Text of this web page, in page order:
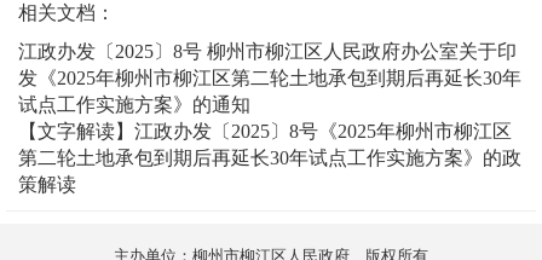
相关文档：
江政办发〔2025〕8号 柳州市柳江区人民政府办公室关于印
发《2025年柳州市柳江区第二轮土地承包到期后再延长30年
试点工作实施方案》的通知
【文字解读】江政办发〔2025〕8号《2025年柳州市柳江区
第二轮土地承包到期后再延长30年试点工作实施方案》的政
策解读
主办单位：柳州市柳江区人民政府 版权所有